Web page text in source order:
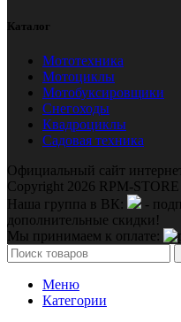
Каталог
Мототехника
Мотоциклы
Мотобуксировщики
Снегоходы
Квадроциклы
Садовая техника
Официальный сайт
Copyright 2026 RPM-
Наша группа в ВК:
-
дополнительные скидки!
Мы принимаем к оплате:
Меню
Категории